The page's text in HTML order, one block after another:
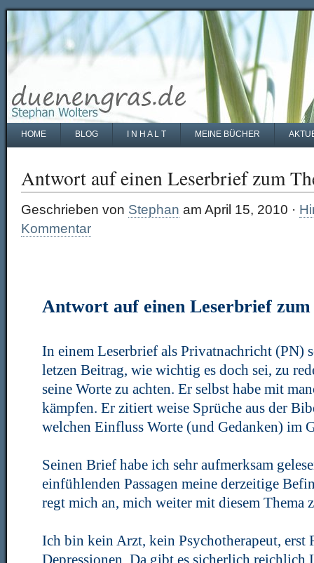
HOME BLOG I N H A L T MEINE BÜCHER
Antwort auf einen Leserbrief zum
Geschrieben von Stephan am April 15, 2010 ·
Kommentar
Antwort auf einen Leserbrief zum
In einem Leserbrief als Privatnachricht (PN)
letzen Beitrag, wie wichtig es doch sei, zu
seine Worte zu achten. Er selbst habe mit
kämpfen. Er zitiert weise Sprüche aus der
welchen Einfluss Worte (und Gedanken) im
Seinen Brief habe ich sehr aufmerksam
einfühlenden Passagen meine derzeitige
regt mich an, mich weiter mit diesem Thema
Ich bin kein Arzt, kein Psychotherapeut, erst
Depressionen. Da gibt es sicherlich reichlich